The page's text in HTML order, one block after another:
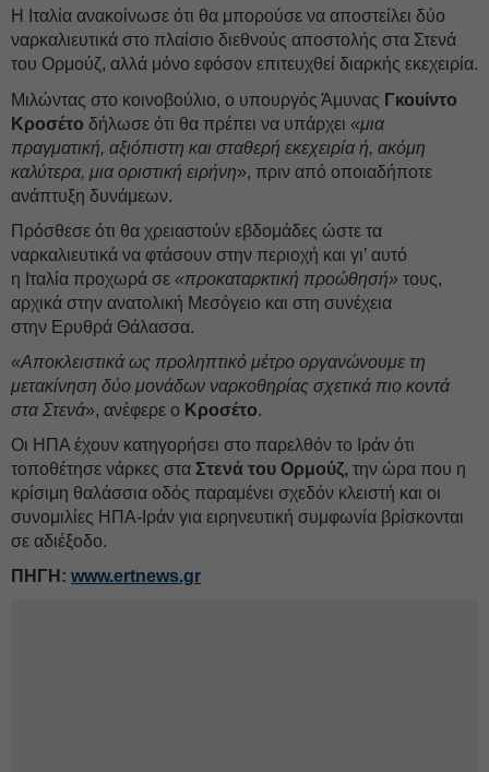
Η Ιταλία ανακοίνωσε ότι θα μπορούσε να αποστείλει δύο
ναρκαλιευτικά στο πλαίσιο διεθνούς αποστολής στα Στενά
του Ορμούζ, αλλά μόνο εφόσον επιτευχθεί διαρκής εκεχειρία.
Μιλώντας στο κοινοβούλιο, ο υπουργός Άμυνας Γκουίντο
Κροσέτο δήλωσε ότι θα πρέπει να υπάρχει «μια
πραγματική, αξιόπιστη και σταθερή εκεχειρία ή, ακόμη
καλύτερα, μια οριστική ειρήνη», πριν από οποιαδήποτε
ανάπτυξη δυνάμεων.
Πρόσθεσε ότι θα χρειαστούν εβδομάδες ώστε τα
ναρκαλιευτικά να φτάσουν στην περιοχή και γι’ αυτό
η Ιταλία προχωρά σε «προκαταρκτική προώθησή» τους,
αρχικά στην ανατολική Μεσόγειο και στη συνέχεια
στην Ερυθρά Θάλασσα.
«Αποκλειστικά ως προληπτικό μέτρο οργανώνουμε τη
μετακίνηση δύο μονάδων ναρκοθηρίας σχετικά πιο κοντά
στα Στενά», ανέφερε ο Κροσέτο.
Οι ΗΠΑ έχουν κατηγορήσει στο παρελθόν το Ιράν ότι
τοποθέτησε νάρκες στα Στενά του Ορμούζ, την ώρα που η
κρίσιμη θαλάσσια οδός παραμένει σχεδόν κλειστή και οι
συνομιλίες ΗΠΑ-Ιράν για ειρηνευτική συμφωνία βρίσκονται
σε αδιέξοδο.
ΠΗΓΗ: www.ertnews.gr